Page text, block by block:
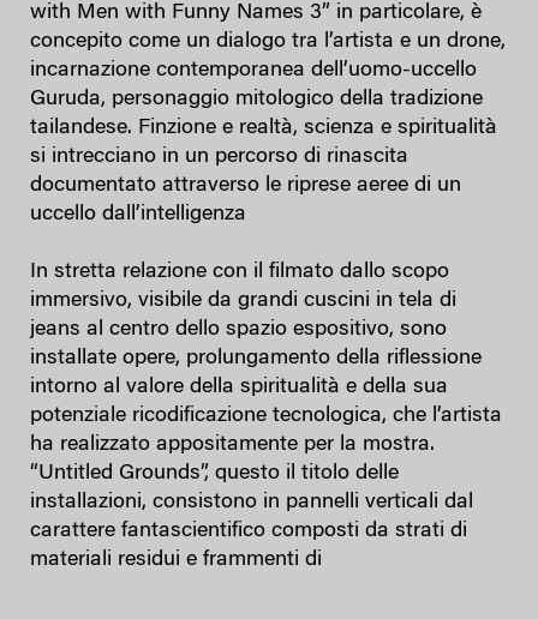
with Men with Funny Names 3” in particolare, è
concepito come un dialogo tra l’artista e un drone,
incarnazione contemporanea dell’uomo-uccello
Guruda, personaggio mitologico della tradizione
tailandese. Finzione e realtà, scienza e spiritualità
si intrecciano in un percorso di rinascita
documentato attraverso le riprese aeree di un
uccello dall’intelligenza
In stretta relazione con il filmato dallo scopo
immersivo, visibile da grandi cuscini in tela di
jeans al centro dello spazio espositivo, sono
installate opere, prolungamento della riflessione
intorno al valore della spiritualità e della sua
potenziale ricodificazione tecnologica, che l’artista
ha realizzato appositamente per la mostra.
“Untitled Grounds”, questo il titolo delle
installazioni, consistono in pannelli verticali dal
carattere fantascientifico composti da strati di
materiali residui e frammenti di